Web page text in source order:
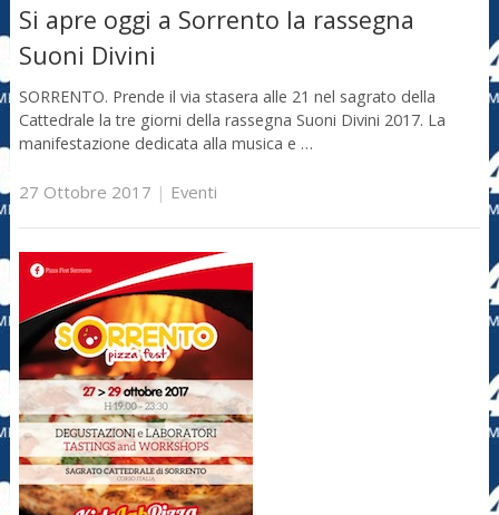
Si apre oggi a Sorrento la rassegna
Suoni Divini
SORRENTO. Prende il via stasera alle 21 nel sagrato della
Cattedrale la tre giorni della rassegna Suoni Divini 2017. La
manifestazione dedicata alla musica e …
27 Ottobre 2017 | Eventi